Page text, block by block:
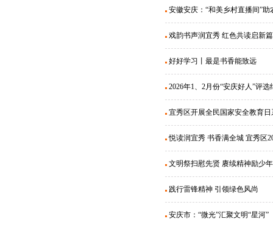
安徽安庆：“和美乡村直播间”助
戏韵书声润宜秀 红色共读启新
好好学习丨最是书香能致远
2026年1、2月份“安庆好人”评选
宜秀区开展全民国家安全教育
悦读润宜秀 书香满全城 宜秀区
文明祭扫慰先贤 赓续精神励少年
践行雷锋精神 引领绿色风尚
安庆市：“微光”汇聚文明“星河”